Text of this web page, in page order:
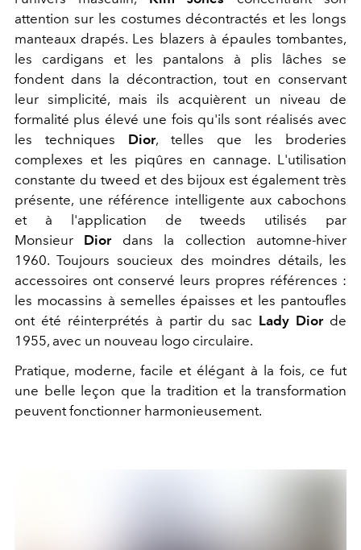
attention sur les costumes décontractés et les longs
manteaux drapés. Les blazers à épaules tombantes,
les cardigans et les pantalons à plis lâches se
fondent dans la décontraction, tout en conservant
leur simplicité, mais ils acquièrent un niveau de
formalité plus élevé une fois qu'ils sont réalisés avec
les techniques
Dior, telles que les broderies
complexes et les piqûres en cannage. L'utilisation
constante du tweed et des bijoux est également très
présente, une référence intelligente aux cabochons
et à l'application de tweeds utilisés par
Monsieur
Dior
dans la collection automne-hiver
1960. Toujours soucieux des moindres détails, les
accessoires ont conservé leurs propres références :
les mocassins à semelles épaisses et les pantoufles
ont été réinterprétés à partir du sac Lady Dior de
1955, avec un nouveau logo circulaire.
Pratique, moderne, facile et élégant à la fois, ce fut
une belle leçon que la tradition et la transformation
peuvent fonctionner harmonieusement.